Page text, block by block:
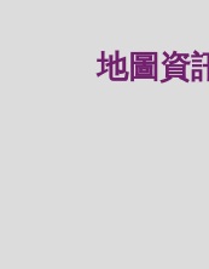
地圖資